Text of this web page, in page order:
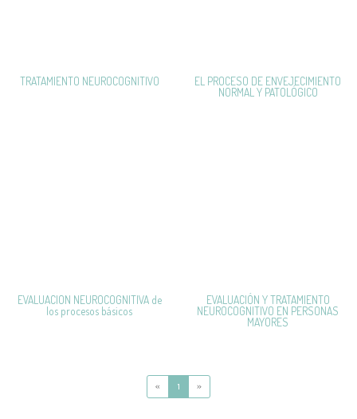
TRATAMIENTO NEUROCOGNITIVO
EL PROCESO DE ENVEJECIMIENTO
NORMAL Y PATOLÓGICO
EVALUACION NEUROCOGNITIVA de
los procesos básicos
EVALUACIÓN Y TRATAMIENTO
NEUROCOGNITIVO EN PERSONAS
MAYORES
« 1 »